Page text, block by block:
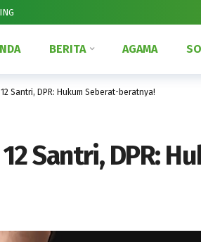
BERITA AGAMA
Santri, DPR: Hukum Seberat-beratnya!
Santri, DPR: